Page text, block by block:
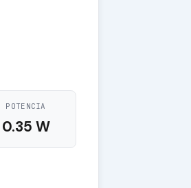
POTENCIA
0.35 W